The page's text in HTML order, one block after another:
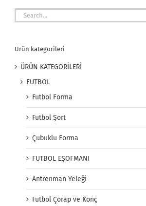
Search
for:
Ürün kategorileri
ÜRÜN KATEGORİLERİ
FUTBOL
Futbol Forma
Futbol Şort
Çubuklu Forma
FUTBOL EŞOFMANI
Antrenman Yeleği
Futbol Çorap ve Konç